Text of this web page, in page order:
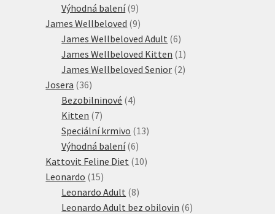
produktů
Výhodná balení 99
produktů
James Wellbeloved 99
produktů
James Wellbeloved Adult 66
produktů
James Wellbeloved Kitten 1 1
produkt
James Wellbeloved Senior 22
Josera 3636
produktů
Bezobilninové 44
Kitten 77
produktů
Speciální krmivo 1313
Výhodná balení 66
produktů
Kattovit Feline Diet 1010
Leonardo 1515
produktů
Leonardo Adult 88
produktů
Leonardo Adult bez obilovin 66